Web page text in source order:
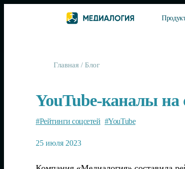
Главная / Блог
YouTube-каналы
#Рейтинги соцсетей #YouTube
25 июля 2023